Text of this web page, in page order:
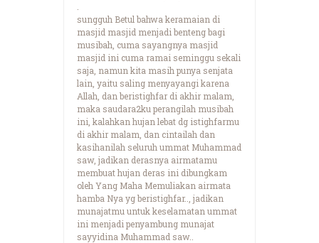
sungguh Betul bahwa keramaian di
masjid masjid menjadi benteng bagi
musibah, cuma sayangnya masjid
masjid ini cuma ramai seminggu sekali
saja, namun kita masih punya senjata
lain, yaitu saling menyayangi karena
Allah, dan beristighfar di akhir malam,
maka saudara2ku perangilah musibah
ini, kalahkan hujan lebat dg istighfarmu
di akhir malam, dan cintailah dan
kasihanilah seluruh ummat Muhammad
saw, jadikan derasnya airmatamu
membuat hujan deras ini dibungkam
oleh Yang Maha Memuliakan airmata
hamba Nya yg beristighfar.., jadikan
munajatmu untuk keselamatan ummat
ini menjadi penyambung munajat
sayyidina Muhammad saw..